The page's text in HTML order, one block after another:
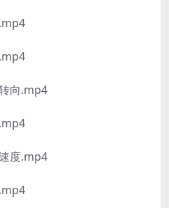
向.mp4
度.mp4